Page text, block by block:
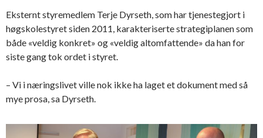
Eksternt styremedlem Terje Dyrseth, som har tjenestegjort i
høgskolestyret siden 2011, karakteriserte strategiplanen som
både «veldig konkret» og «veldig altomfattende» da han for
siste gang tok ordet i styret.
– Vi i næringslivet ville nok ikke ha laget et dokument med så
mye prosa, sa Dyrseth.